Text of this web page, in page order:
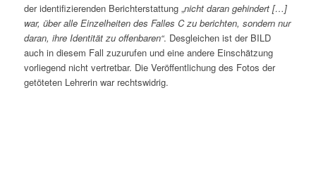
der identifizierenden Berichterstattung „nicht daran gehindert […]
war, über alle Einzelheiten des Falles C zu berichten, sondern nur
daran, ihre Identität zu offenbaren“. Desgleichen ist der BILD
auch in diesem Fall zuzurufen und eine andere Einschätzung
vorliegend nicht vertretbar. Die Veröffentlichung des Fotos der
getöteten Lehrerin war rechtswidrig.